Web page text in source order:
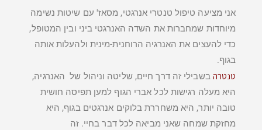
אני מציעה טיפול טנטרי אנרגטי, מסאז' עם שיטות נשימה
מיוחדות שמחברות את השדה האנרגטי ביני ובין המטופל,
כדי להעצים את האנרגיה הרוחנית-מינית ולהעלות אותה
בגוף.
טנטרה בשבילי זה דרך חיים, שליטה וניהול של האנרגיה,
היא מעלה רגישות לכל אברי הגוף למען תפיסה חושית
טובה יותר, היא משחררת בלוקים אנרגטים בגוף, היא
מחזקת שמחה שאני מביאה לכל דבר בחיי. זה